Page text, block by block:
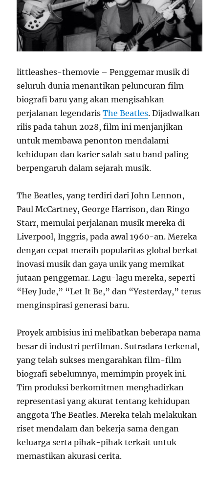
littleashes-themovie – Penggemar musik di
seluruh dunia menantikan peluncuran film
biografi baru yang akan mengisahkan
perjalanan legendarisThe Beatles. Dijadwalkan
rilis pada tahun 2028, film ini menjanjikan
untuk membawa penonton mendalami
kehidupan dan karier salah satu band paling
berpengaruh dalam sejarah musik.
The Beatles, yang terdiri dari John Lennon,
Paul McCartney, George Harrison, dan Ringo
Starr, memulai perjalanan musik mereka di
Liverpool, Inggris, pada awal 1960-an. Mereka
dengan cepat meraih popularitas global berkat
inovasi musik dan gaya unik yang memikat
jutaan penggemar. Lagu-lagu mereka, seperti
“Hey Jude,” “Let It Be,” dan “Yesterday,” terus
menginspirasi generasi baru.
Proyek ambisius ini melibatkan beberapa nama
besar di industri perfilman. Sutradara terkenal,
yang telah sukses mengarahkan film-film
biografi sebelumnya, memimpin proyek ini.
Tim produksi berkomitmen menghadirkan
representasi yang akurat tentang kehidupan
anggota The Beatles. Mereka telah melakukan
riset mendalam dan bekerja sama dengan
keluarga serta pihak-pihak terkait untuk
memastikan akurasi cerita.